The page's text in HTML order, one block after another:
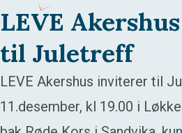
LEVE
til Juletreff
LEVE Akershus inviterer til
11.desember, kl 19.00 i